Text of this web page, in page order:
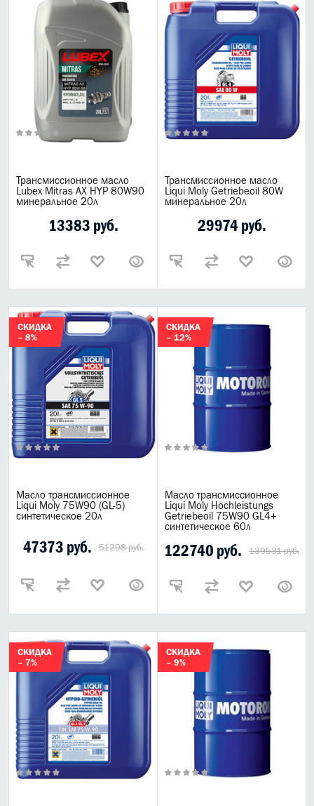
Трансмиссионное масло
Lubex Mitras AX HYP 80W90
минеральное 20л
13383 руб.
Трансмиссионное масло
Liqui Moly Getriebeoil 80W
минеральное 20л
29974 руб.
СКИДКА
– 8%
Масло трансмиссионное
Liqui Moly 75W90 (GL-5)
синтетическое 20л
47373 руб. 51298 руб.
СКИДКА
– 12%
Масло трансмиссионное
Liqui Moly Hochleistungs
Getriebeoil 75W90 GL4+
синтетическое 60л
122740 руб. 139531 руб.
СКИДКА
– 7%
СКИДКА
– 9%